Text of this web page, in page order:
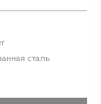
сталь